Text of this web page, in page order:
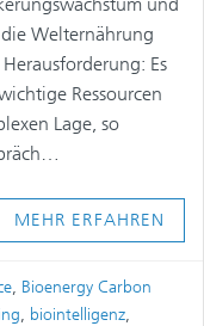
Welternährung
Es
Ressourcen
Lage, so
MEHR ERFAHREN
, Bioenergy Carbon
, biointelligenz,